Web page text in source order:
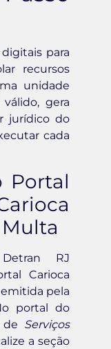
para
recursos
unidade
gera
jurídico do
cada
Portal
RJ
Carioca
pela
portal do
de Serviços
a seção